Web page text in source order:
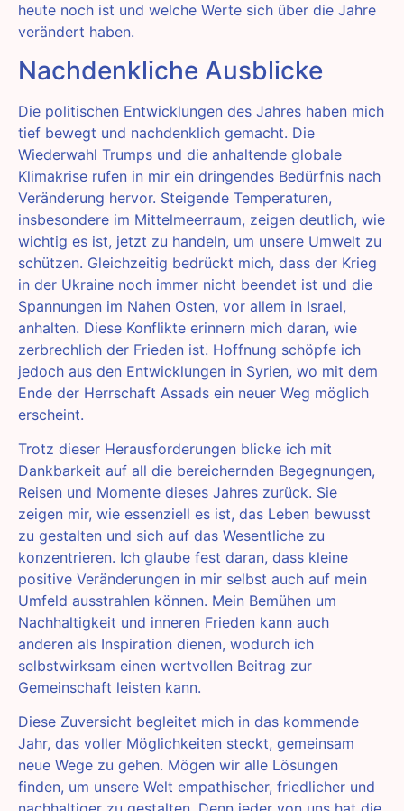
heute noch ist und welche Werte sich über die Jahre
verändert haben.
Nachdenkliche Ausblicke
Die politischen Entwicklungen des Jahres haben mich
tief bewegt und nachdenklich gemacht. Die
Wiederwahl Trumps und die anhaltende globale
Klimakrise rufen in mir ein dringendes Bedürfnis nach
Veränderung hervor. Steigende Temperaturen,
insbesondere im Mittelmeerraum, zeigen deutlich, wie
wichtig es ist, jetzt zu handeln, um unsere Umwelt zu
schützen. Gleichzeitig bedrückt mich, dass der Krieg
in der Ukraine noch immer nicht beendet ist und die
Spannungen im Nahen Osten, vor allem in Israel,
anhalten. Diese Konflikte erinnern mich daran, wie
zerbrechlich der Frieden ist. Hoffnung schöpfe ich
jedoch aus den Entwicklungen in Syrien, wo mit dem
Ende der Herrschaft Assads ein neuer Weg möglich
erscheint.
Trotz dieser Herausforderungen blicke ich mit
Dankbarkeit auf all die bereichernden Begegnungen,
Reisen und Momente dieses Jahres zurück. Sie
zeigen mir, wie essenziell es ist, das Leben bewusst
zu gestalten und sich auf das Wesentliche zu
konzentrieren. Ich glaube fest daran, dass kleine
positive Veränderungen in mir selbst auch auf mein
Umfeld ausstrahlen können. Mein Bemühen um
Nachhaltigkeit und inneren Frieden kann auch
anderen als Inspiration dienen, wodurch ich
selbstwirksam einen wertvollen Beitrag zur
Gemeinschaft leisten kann.
Diese Zuversicht begleitet mich in das kommende
Jahr, das voller Möglichkeiten steckt, gemeinsam
neue Wege zu gehen. Mögen wir alle Lösungen
finden, um unsere Welt empathischer, friedlicher und